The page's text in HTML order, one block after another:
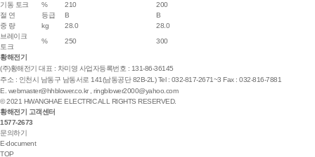
기동 토크
% 210
200
절 연
등급 B
B
중 량
kg 28.0
28.0
브레이크
토크
% 250 300
황해전기
(주)황해전기 대표 : 차미영 사업자등록번호 : 131-86-36145
주소 : 인천시 남동구 남동서로 141(남동공단 82B-2L) Tel : 032-817-2671~3 Fax : 032-816-7881
E. webmaster@hhblower.co.kr, ringblower2000@yahoo.com
© 2021 HWANGHAE ELECTRIC ALL RIGHTS RESERVED.
황해전기 고객센터
1577-2673
문의하기
E-document
TOP